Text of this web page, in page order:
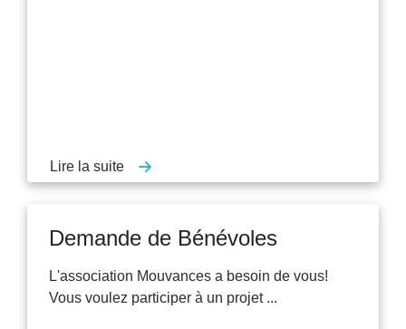
Lire la suite
Demande de Bénévoles
L'association Mouvances a besoin de vous!
Vous voulez participer à un projet ...